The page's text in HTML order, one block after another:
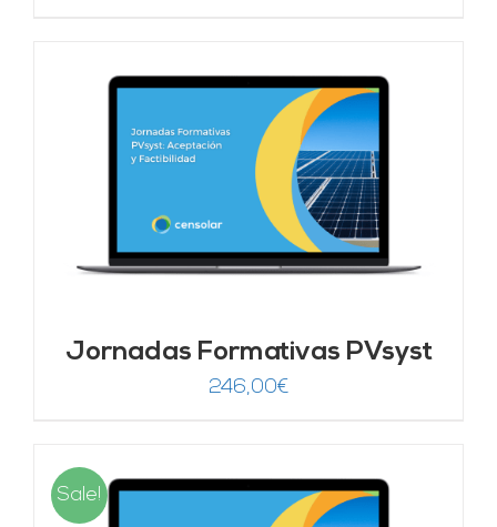
Jornadas Formativas PVsyst
246,00€
Sale!